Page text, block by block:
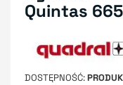
Quintas
DOSTĘPNOŚĆ